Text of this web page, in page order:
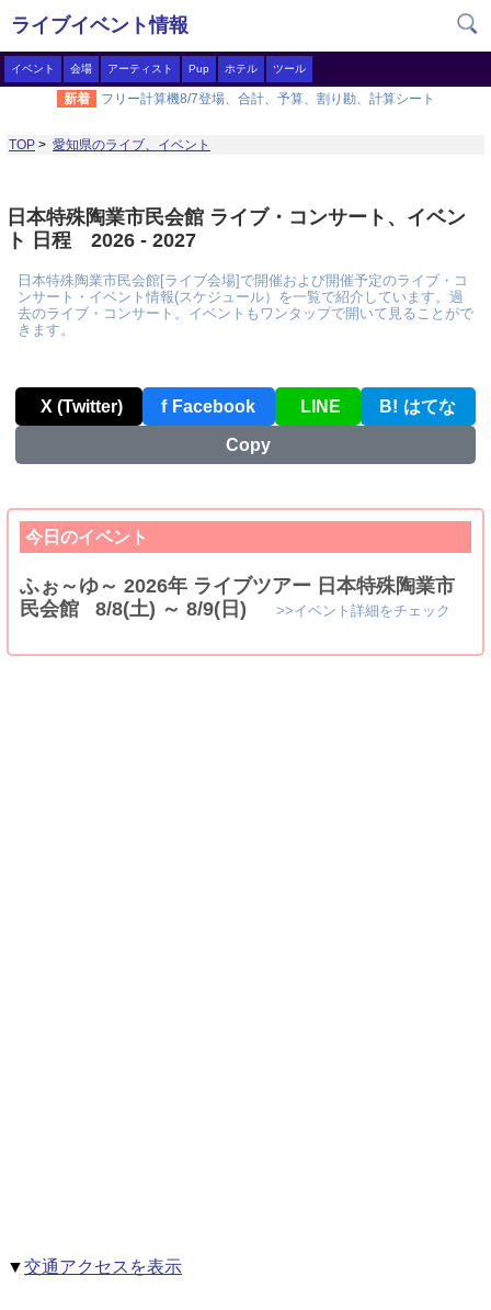
ライブイベント情報
イベント 会場 アーティスト Pup ホテル ツール
新着 フリー計算機8/7登場、合計、予算、割り勘、計算シート
TOP > 愛知県のライブ、イベント
日本特殊陶業市民会館 ライブ・コンサート、イベン
ト 日程 2026 - 2027
日本特殊陶業市民会館[ライブ会場]で開催および開催予定のライブ・コ
ンサート・イベント情報(スケジュール）を一覧で紹介しています。過
去のライブ・コンサート。イベントもワンタップで開いて見ることがで
きます。
X (Twitter) f Facebook LINE B! はてな
Copy
今日のイベント
ふぉ～ゆ～ 2026年 ライブツアー 日本特殊陶業市
民会館 8/8(土) ～ 8/9(日)
>>イベント詳細をチェック
▼交通アクセスを表示